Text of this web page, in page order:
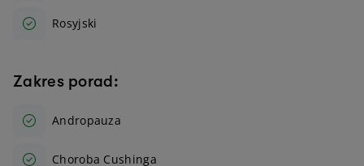
Rosyjski
Zakres porad:
Andropauza
Choroba Cushinga